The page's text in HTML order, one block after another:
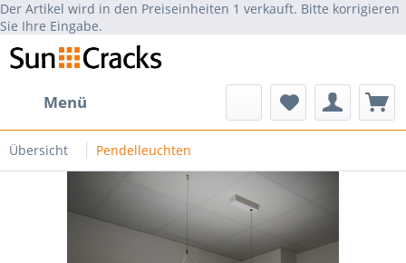
Der Artikel wird in den Preiseinheiten 1 verkauft. Bitte korrigieren
Sie Ihre Eingabe.
Menü
Übersicht Pendelleuchten